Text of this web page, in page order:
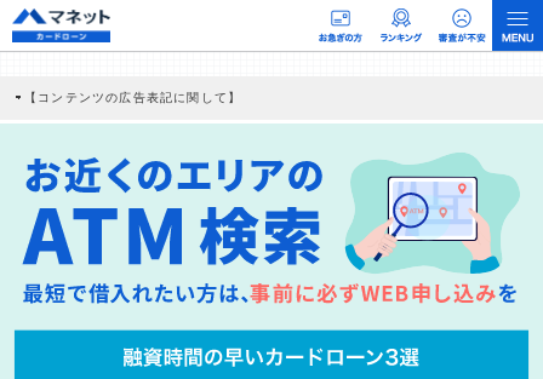
【コンテンツの広告表記に関して】
社に対して企業から紹介報酬が支払われるという収益モデルです。 ただし、特定の
商品を根拠なくPRするものではなく、当編集部の調査／ユーザーへの口コミ収集な
どに基づき、公平性を担保した情報提供を行っています。
>提携企業一覧